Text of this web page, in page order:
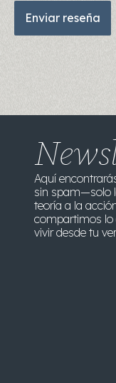
Aquí
sin spam—solo
teoría a la
compartimos lo
vivir desde tu